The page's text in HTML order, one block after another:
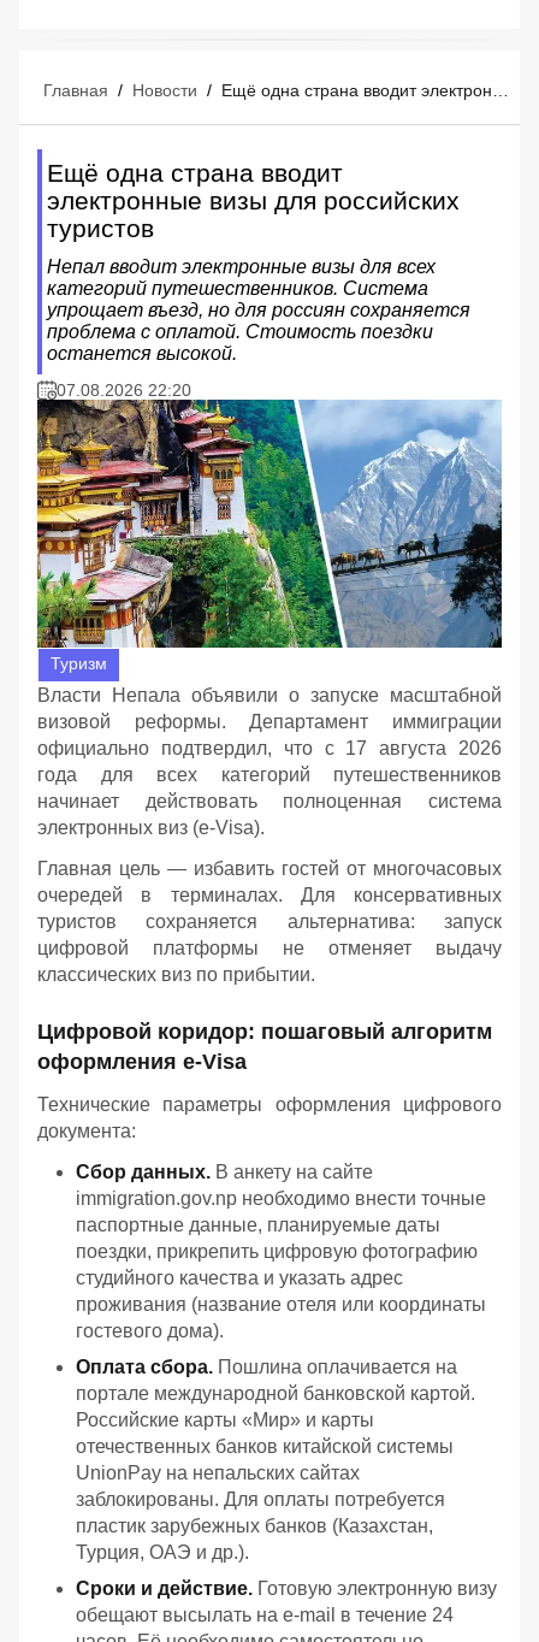
Главная / Новости /
Ещё одна страна вводит
электронные визы для российских
туристов
Непал вводит электронные визы для всех
категорий путешественников. Система
упрощает въезд, но для россиян сохраняется
проблема с оплатой. Стоимость поездки
останется высокой.
07.08.2026 22:20
Туризм
Власти Непала объявили о запуске масштабной
визовой реформы. Департамент иммиграции
официально подтвердил, что с 17 августа 2026
года для всех категорий путешественников
начинает действовать полноценная система
электронных виз (e-Visa).
Главная цель — избавить гостей от многочасовых
очередей в терминалах. Для консервативных
туристов сохраняется альтернатива: запуск
цифровой платформы не отменяет выдачу
классических виз по прибытии.
Цифровой коридор: пошаговый алгоритм
оформления e-Visa
Технические параметры оформления цифрового
документа:
Сбор данных. В анкету на сайте
immigration.gov.np необходимо внести точные
паспортные данные, планируемые даты
поездки, прикрепить цифровую фотографию
студийного качества и указать адрес
проживания (название отеля или координаты
гостевого дома).
Оплата сбора. Пошлина оплачивается на
портале международной банковской картой.
Российские карты «Мир» и карты
отечественных банков китайской системы
UnionPay на непальских сайтах
заблокированы. Для оплаты потребуется
пластик зарубежных банков (Казахстан,
Турция, ОАЭ и др.).
Сроки и действие. Готовую электронную визу
обещают высылать на e-mail в течение 24